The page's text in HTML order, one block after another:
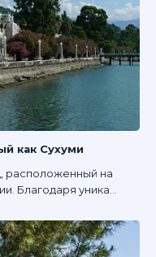
как Сухуми
расположенный на
Благодаря уника...